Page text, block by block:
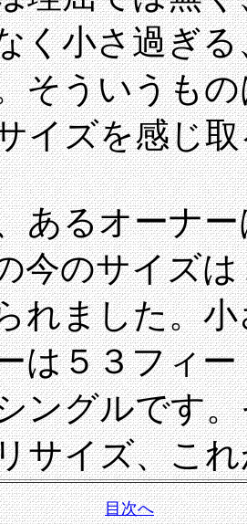
く小さ過ぎ
そういうも
イズを感じ
あるオーナ
今のサイズ
れました。
は５３フィ
ングルです
サイズ、こ
目次へ